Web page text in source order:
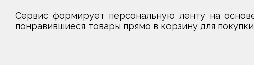
Сервис формирует персональную ленту на
понравившиеся товары прямо в корзину для